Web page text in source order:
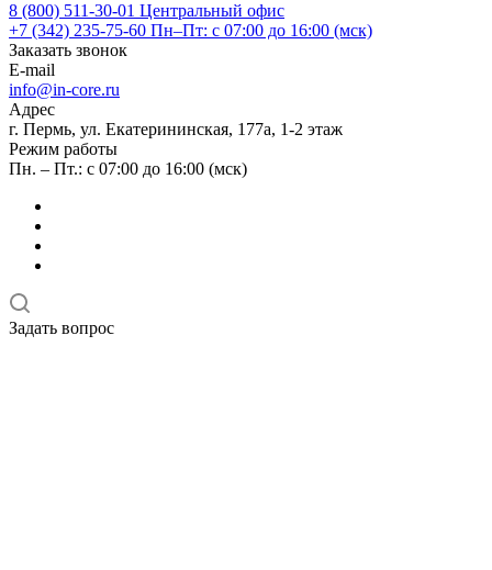
8 (800) 511-30-01 Центральный офис
+7 (342) 235-75-60 Пн–Пт: с 07:00 до 16:00 (мск)
Заказать звонок
E-mail
info@in-core.ru
Адрес
г. Пермь, ул. ​Екатерининская, 177а, ​1-2 этаж
Режим работы
Пн. – Пт.: с 07:00 до 16:00 (мск)
Задать вопрос